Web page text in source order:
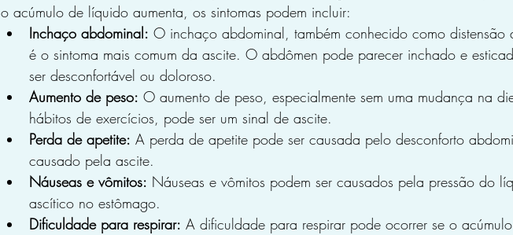
o acúmulo de líquido aumenta, os sintomas podem incluir:
Inchaço abdominal: O inchaço abdominal, também conhecido como distensão
é o sintoma mais comum da ascite. O abdômen pode parecer inchado e
ser desconfortável ou doloroso.
Aumento de peso: O aumento de peso, especialmente sem uma mudança na
hábitos de exercícios, pode ser um sinal de ascite.
Perda de apetite: A perda de apetite pode ser causada pelo desconforto
causado pela ascite.
Náuseas e vômitos: Náuseas e vômitos podem ser causados pela pressão do
ascítico no estômago.
Dificuldade para respirar: A dificuldade para respirar pode ocorrer se o